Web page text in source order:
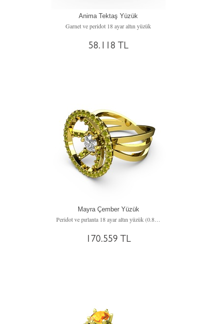
Anima Tektaş Yüzük
Garnet ve peridot 18 ayar altın yüzük
58.118 TL
Mayra Çember Yüzük
Peridot ve pırlanta 18 ayar altın yüzük (0.855 karat)
170.559 TL